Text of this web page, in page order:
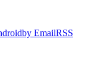
by EmailRSS